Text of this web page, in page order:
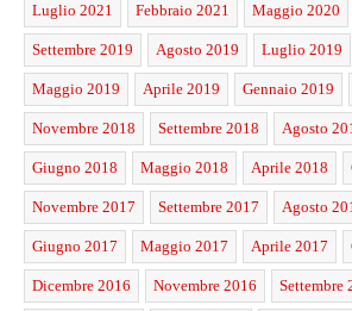
Luglio 2021 Febbraio 2021 Maggio 2020
Settembre 2019 Agosto 2019 Luglio 2019
Maggio 2019 Aprile 2019 Gennaio 2019
Novembre 2018 Settembre 2018 Agosto
Giugno 2018 Maggio 2018 Aprile 2018
Novembre 2017 Settembre 2017 Agosto
Giugno 2017 Maggio 2017 Aprile 2017
Dicembre 2016 Novembre 2016 Settembre